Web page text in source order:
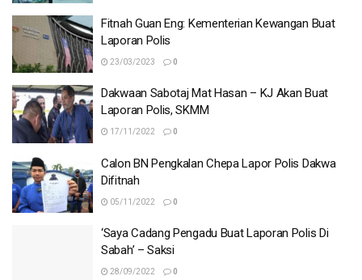
Fitnah Guan Eng: Kementerian Kewangan Buat
Laporan Polis
23/03/2023 0
Dakwaan Sabotaj Mat Hasan – KJ Akan Buat
Laporan Polis, SKMM
17/11/2022 0
Calon BN Pengkalan Chepa Lapor Polis Dakwa
Difitnah
05/11/2022 0
‘Saya Cadang Pengadu Buat Laporan Polis Di
Sabah’ – Saksi
28/09/2022 0